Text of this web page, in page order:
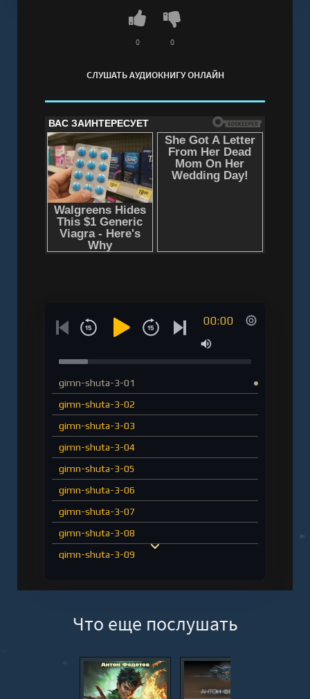
СЛУШАТЬ АУДИОКНИГУ ОНЛАЙН
0 0
00:00
gimn-shuta-3-01
gimn-shuta-3-02
gimn-shuta-3-03
gimn-shuta-3-04
gimn-shuta-3-05
gimn-shuta-3-06
gimn-shuta-3-07
gimn-shuta-3-08
gimn-shuta-3-09
gimn-shuta-3-12
gimn-shuta-3-14
gimn-shuta-3-15
Что еще послушать